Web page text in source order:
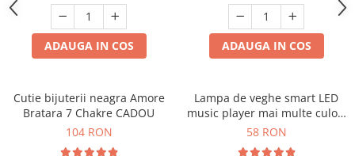
ADAUGA IN COS ADAUGA IN COS
Cutie bijuterii neagra Amore
Bratara 7 Chakre CADOU
104 RON
Lampa de veghe smart LED
music player mai multe culori
touch control handsfree
58 RON